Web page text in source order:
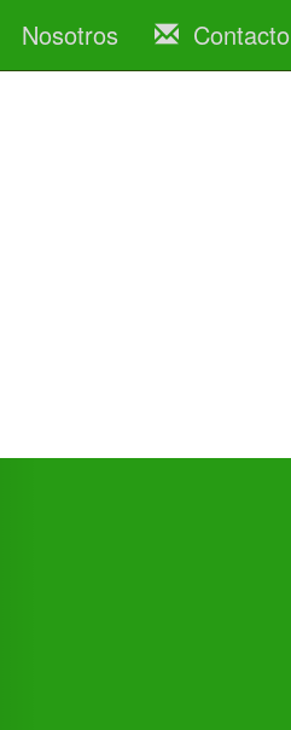
Nosotros Contacto